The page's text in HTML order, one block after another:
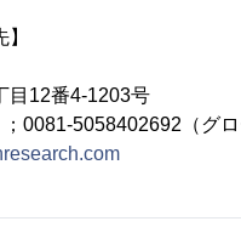
目12番4-1203号
0081-5058402692（グロ